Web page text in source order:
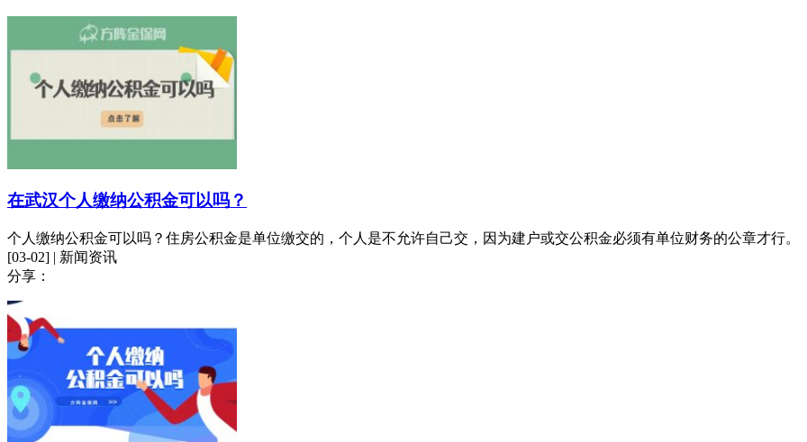
在武汉个人缴纳公积金可以吗？
个人缴纳公积金可以吗？住房公积金是单位缴交的，个人是不允许自己交，因为建户或交公积金必须有单位财务的公章才行。
[03-02] | 新闻资讯
分享：